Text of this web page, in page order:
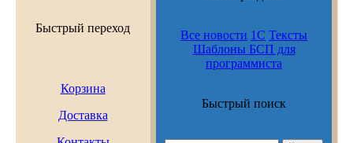
Шаблоны БСП для
программиста